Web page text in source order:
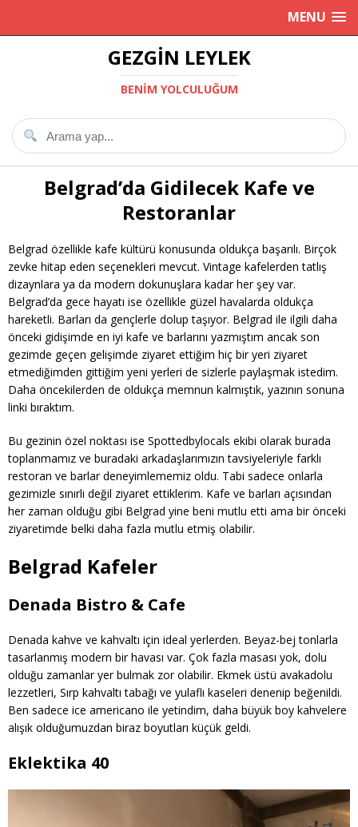
MENU
GEZGIN LEYLEK
BENIM YOLCULUĞUM
Belgrad’da Gidilecek Kafe ve
Restoranlar
Belgrad özellikle kafe kültürü konusunda oldukça başarılı. Birçok
zevke hitap eden seçenekleri mevcut. Vintage kafelerden tatlış
dizaynlara ya da modern dokunuşlara kadar her şey var.
Belgrad’da gece hayatı ise özellikle güzel havalarda oldukça
hareketli. Barları da gençlerle dolup taşıyor. Belgrad ile ilgili daha
önceki gidişimde en iyi kafe ve barlarını yazmıştım ancak son
gezimde geçen gelişimde ziyaret ettiğim hiç bir yeri ziyaret
etmediğimden gittiğim yeni yerleri de sizlerle paylaşmak istedim.
Daha öncekilerden de oldukça memnun kalmıştık, yazının sonuna
linki bıraktım.
Bu gezinin özel noktası ise Spottedbylocals ekibi olarak burada
toplanmamız ve buradaki arkadaşlarımızın tavsiyeleriyle farklı
restoran ve barlar deneyimlememiz oldu. Tabi sadece onlarla
gezimizle sınırlı değil ziyaret ettiklerim. Kafe ve barları açısından
her zaman olduğu gibi Belgrad yine beni mutlu etti ama bir önceki
ziyaretimde belki daha fazla mutlu etmiş olabilir.
Belgrad Kafeler
Denada Bistro & Cafe
Denada kahve ve kahvaltı için ideal yerlerden. Beyaz-bej tonlarla
tasarlanmış modern bir havası var. Çok fazla masası yok, dolu
olduğu zamanlar yer bulmak zor olabilir. Ekmek üstü avakadolu
lezzetleri, Sırp kahvaltı tabağı ve yulaflı kaseleri denenip beğenildi.
Ben sadece ice americano ile yetindim, daha büyük boy kahvelere
alışık olduğumuzdan biraz boyutları küçük geldi.
Eklektika 40